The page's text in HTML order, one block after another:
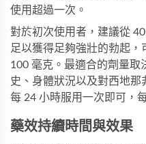
使用超過一次。
對於初次使用者，建議從
足以獲得足夠強壯的勃起
100 毫克。最適合的劑量取
史、身體狀況以及對西地那
每 24 小時服用一次即可，
藥效持續時間與效果